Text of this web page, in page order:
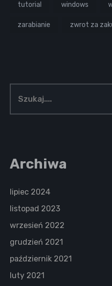
tutorial windows
zarabianie zwrot za
Archiwa
lipiec 2024
listopad 2023
wrzesień 2022
grudzień 2021
październik 2021
luty 2021